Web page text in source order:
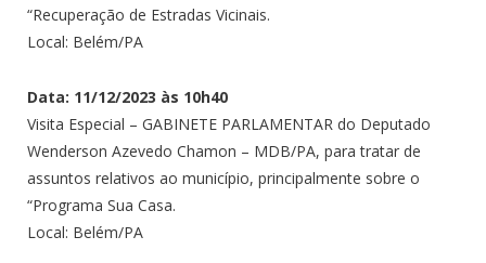
“Recuperação de Estradas Vicinais.
Local: Belém/PA
Data: 11/12/2023 às 10h40
Visita Especial – GABINETE PARLAMENTAR do Deputado
Wenderson Azevedo Chamon – MDB/PA, para tratar de
assuntos relativos ao município, principalmente sobre o
“Programa Sua Casa.
Local: Belém/PA